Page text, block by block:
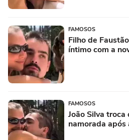
FAMOSOS
Filho de
íntimo com a
FAMOSOS
João Silva troca
namorada